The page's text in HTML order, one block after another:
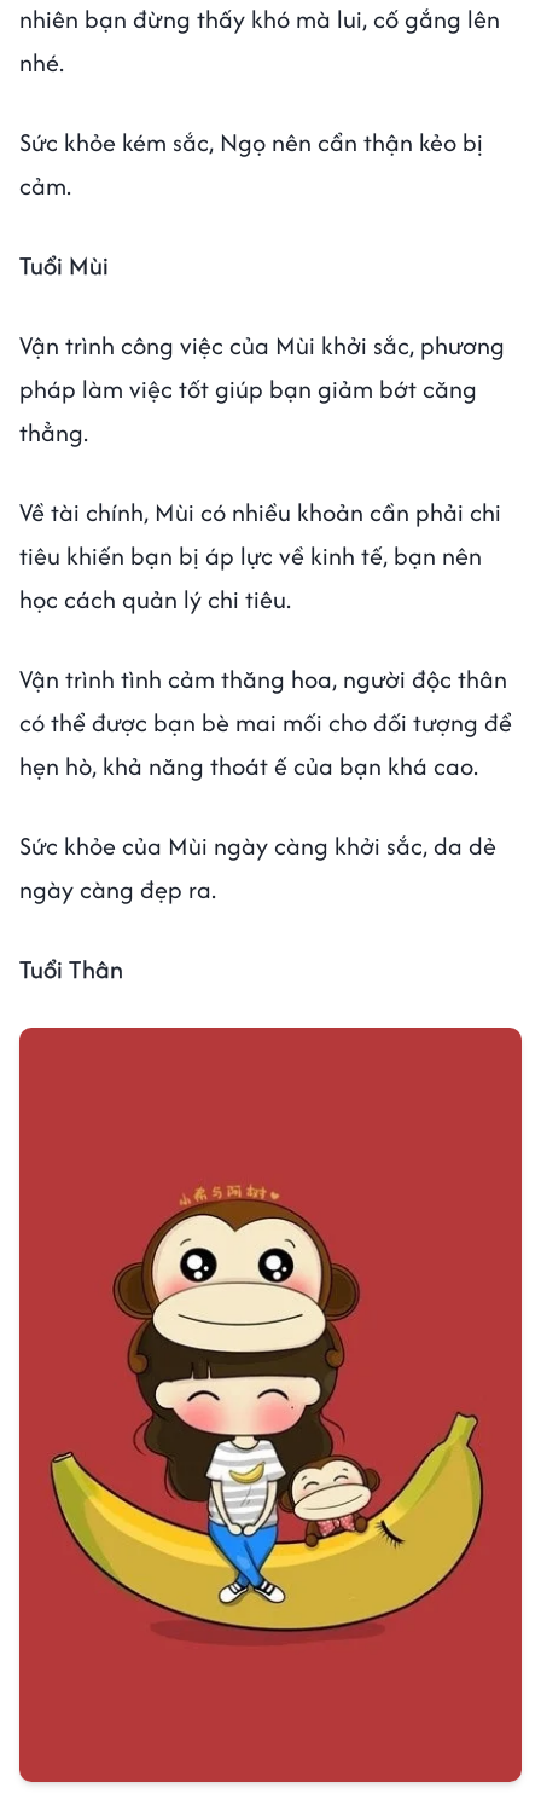
nhiên bạn đừng thấy khó mà lui, cố gắng lên
nhé.
Sức khỏe kém sắc, Ngọ nên cẩn thận kẻo bị
cảm.
Tuổi Mùi
Vận trình công việc của Mùi khởi sắc, phương
pháp làm việc tốt giúp bạn giảm bớt căng
thẳng.
Về tài chính, Mùi có nhiều khoản cần phải chi
tiêu khiến bạn bị áp lực về kinh tế, bạn nên
học cách quản lý chi tiêu.
Vận trình tình cảm thăng hoa, người độc thân
có thể được bạn bè mai mối cho đối tượng để
hẹn hò, khả năng thoát ế của bạn khá cao.
Sức khỏe của Mùi ngày càng khởi sắc, da dẻ
ngày càng đẹp ra.
Tuổi Thân